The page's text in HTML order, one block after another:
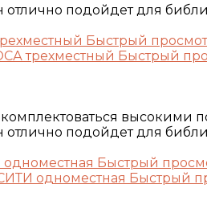
подойдет для
Быстрый
Быстрый
подойдет для
Быстрый
Быстрый